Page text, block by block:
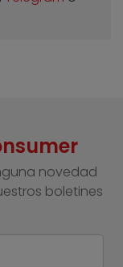
novedad
boletines